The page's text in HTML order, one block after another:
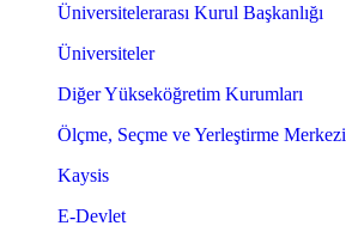
Üniversitelerarası Kurul Başkanlığı
Üniversiteler
Diğer Yükseköğretim Kurumları
Ölçme, Seçme ve Yerleştirme Merkezi
Kaysis
E-Devlet